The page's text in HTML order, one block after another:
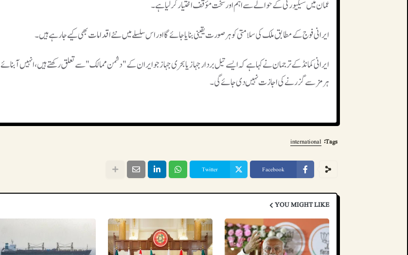
عمان میں سیکیورٹی کے حوالے سے اہم اور سخت مؤقف اختیار کر لیا ہے۔
ایرانی فوج کے مطابق ملک کی سلامتی کو ہر صورت یقینی بنایا جائے گا اور اس سلسلے میں نئے اقدامات بھی کیے جا رہے ہیں۔
ایرانی کمانڈ کے ترجمان نے کہا ہے کہ ایسے تیل بردار جہاز یا بحری جہاز جو ایران کے "دشمن ممالک" سے تعلق رکھتے ہیں، انہیں آبنائے
ہرمز سے گزرنے کی اجازت نہیں دی جائے گی۔
Tags:
international
Facebook
Twitter
YOU MIGHT LIKE